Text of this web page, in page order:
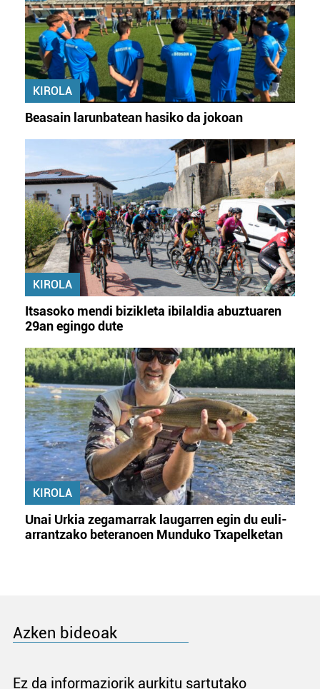
KIROLA
Beasain larunbatean hasiko da jokoan
KIROLA
Itsasoko mendi bizikleta ibilaldia abuztuaren
29an egingo dute
KIROLA
Unai Urkia zegamarrak laugarren egin du euli-
arrantzako beteranoen Munduko Txapelketan
Azken bideoak
Ez da informaziorik aurkitu sartutako